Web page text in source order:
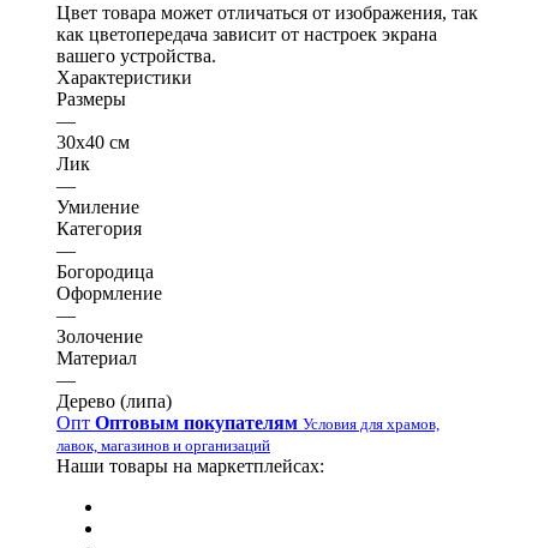
Цвет товара может отличаться от изображения, так
как цветопередача зависит от настроек экрана
вашего устройства.
Характеристики
Размеры
—
30х40 см
Лик
—
Умиление
Категория
—
Богородица
Оформление
—
Золочение
Материал
—
Дерево (липа)
Опт Оптовым покупателям Условия для храмов,
лавок, магазинов и организаций
Наши товары на маркетплейсах: